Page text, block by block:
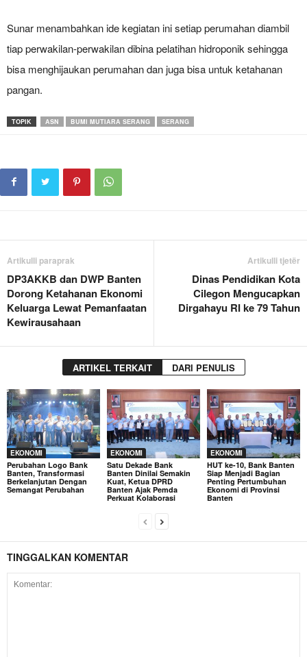
Sunar menambahkan ide kegiatan ini setiap perumahan diambil
tiap perwakilan-perwakilan dibina pelatihan hidroponik sehingga
bisa menghijaukan perumahan dan juga bisa untuk ketahanan
pangan.
TOPIK ASN BUMI MUTIARA SERANG SERANG
Artikulli paraprak
DP3AKKB dan DWP Banten
Dorong Ketahanan Ekonomi
Keluarga Lewat Pemanfaatan
Kewirausahaan
Artikulli tjetër
Dinas Pendidikan Kota
Cilegon Mengucapkan
Dirgahayu RI ke 79 Tahun
ARTIKEL TERKAIT DARI PENULIS
EKONOMI
Perubahan Logo Bank
Banten, Transformasi
Berkelanjutan Dengan
Semangat Perubahan
EKONOMI
Satu Dekade Bank
Banten Dinilai Semakin
Kuat, Ketua DPRD
Banten Ajak Pemda
Perkuat Kolaborasi
EKONOMI
HUT ke-10, Bank Banten
Siap Menjadi Bagian
Penting Pertumbuhan
Ekonomi di Provinsi
Banten
TINGGALKAN KOMENTAR